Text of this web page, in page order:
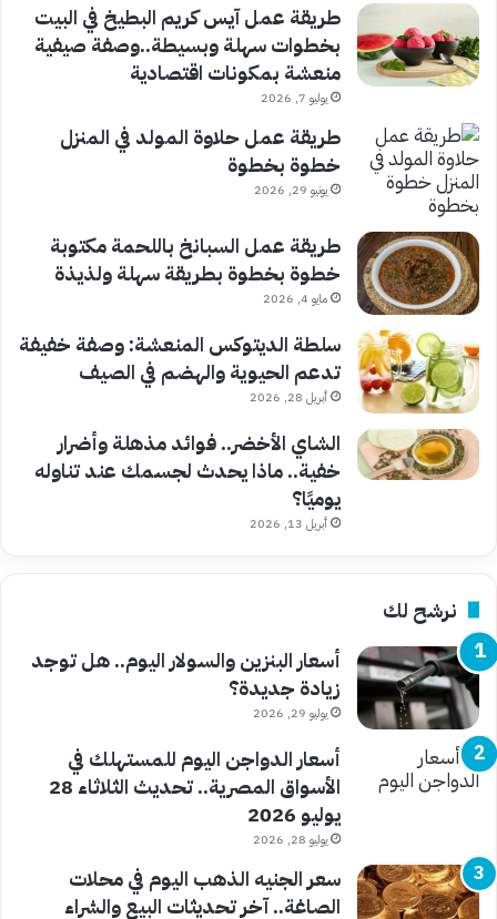
طريقة عمل آيس كريم البطيخ في البيت
بخطوات سهلة وبسيطة..وصفة صيفية
منعشة بمكونات اقتصادية
يوليو 7, 2026
طريقة عمل حلاوة المولد في المنزل
خطوة بخطوة
يونيو 29, 2026
طريقة عمل السبانخ باللحمة مكتوبة
خطوة بخطوة بطريقة سهلة ولذيذة
مايو 4, 2026
سلطة الديتوكس المنعشة: وصفة خفيفة
تدعم الحيوية والهضم في الصيف
أبريل 28, 2026
الشاي الأخضر.. فوائد مذهلة وأضرار
خفية.. ماذا يحدث لجسمك عند تناوله
يوميًا؟
أبريل 13, 2026
نرشح لك
أسعار البنزين والسولار اليوم.. هل توجد
زيادة جديدة؟
يوليو 29, 2026
أسعار الدواجن اليوم للمستهلك في
الأسواق المصرية.. تحديث الثلاثاء 28
يوليو 2026
يوليو 28, 2026
سعر الجنيه الذهب اليوم في محلات
الصاغة.. آخر تحديثات البيع والشراء